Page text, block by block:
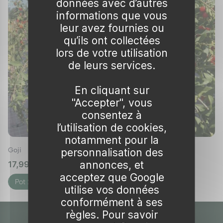
Connue scientifiquement sous le nom de
Lycium barbarumetLycium chinense
, la plante
de goji appartient à la famille des solanacées ,
tout comme les tomates, les pommes de terre
et les aubergines. La tradition veut que les
moines bouddhistes tibétains aient d’abord
découvert ce fruit en observant la vigueur et
la longévité des habitants qui en
consommaient régulièrement.
Inclusion dans la médecine traditionnelle
Dans la médecine traditionnelle chinoise
goji est utilisé pour renforcer le système
immunitaire, améliorer la vision, protéger le
foie et même augmenter la production de
Goji
17,99 € 🌱 en stock
Pot 2L
données avec d’autres
informations que vous
leur avez fournies ou
qu’ils ont collectées
lors de votre utilisation
de leurs services.
En cliquant sur
"Accepter", vous
consentez à
l’utilisation de cookies,
notamment pour la
personnalisation des
annonces, et
acceptez que Google
utilise vos données
conformément à ses
règles. Pour savoir